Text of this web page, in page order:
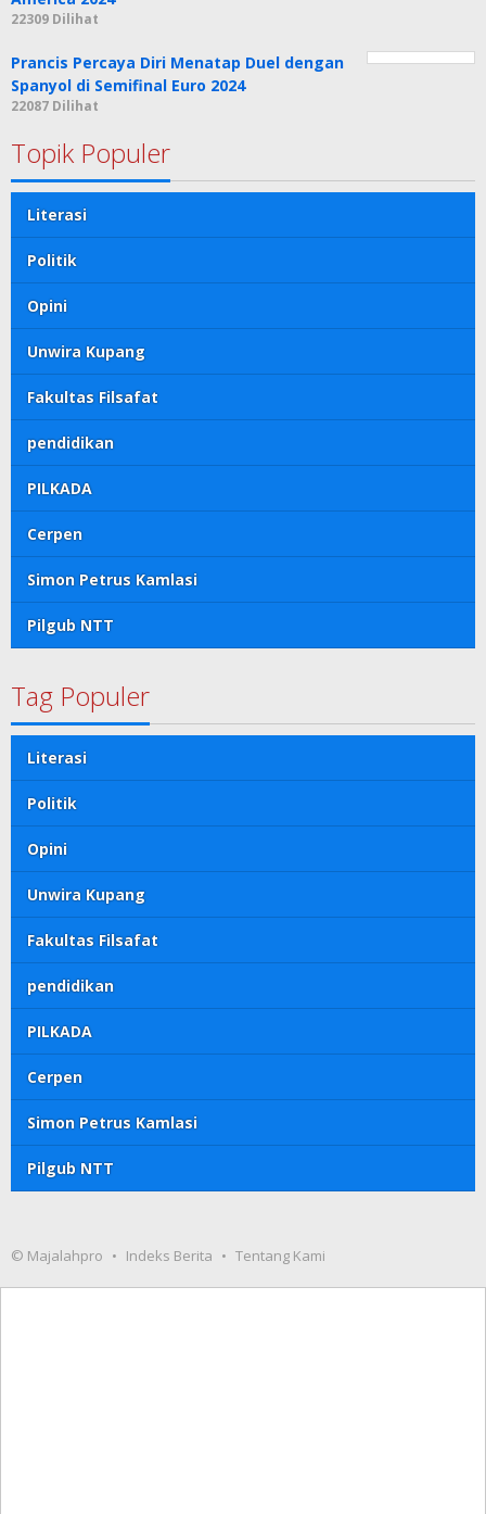
22309 Dilihat
Prancis Percaya Diri Menatap Duel dengan
Spanyol di Semifinal Euro 2024
22087 Dilihat
Topik Populer
Literasi
Politik
Opini
Unwira Kupang
Fakultas Filsafat
pendidikan
PILKADA
Cerpen
Simon Petrus Kamlasi
Pilgub NTT
Tag Populer
Literasi
Politik
Opini
Unwira Kupang
Fakultas Filsafat
pendidikan
PILKADA
Cerpen
Simon Petrus Kamlasi
Pilgub NTT
© Majalahpro Indeks Berita Tentang Kami